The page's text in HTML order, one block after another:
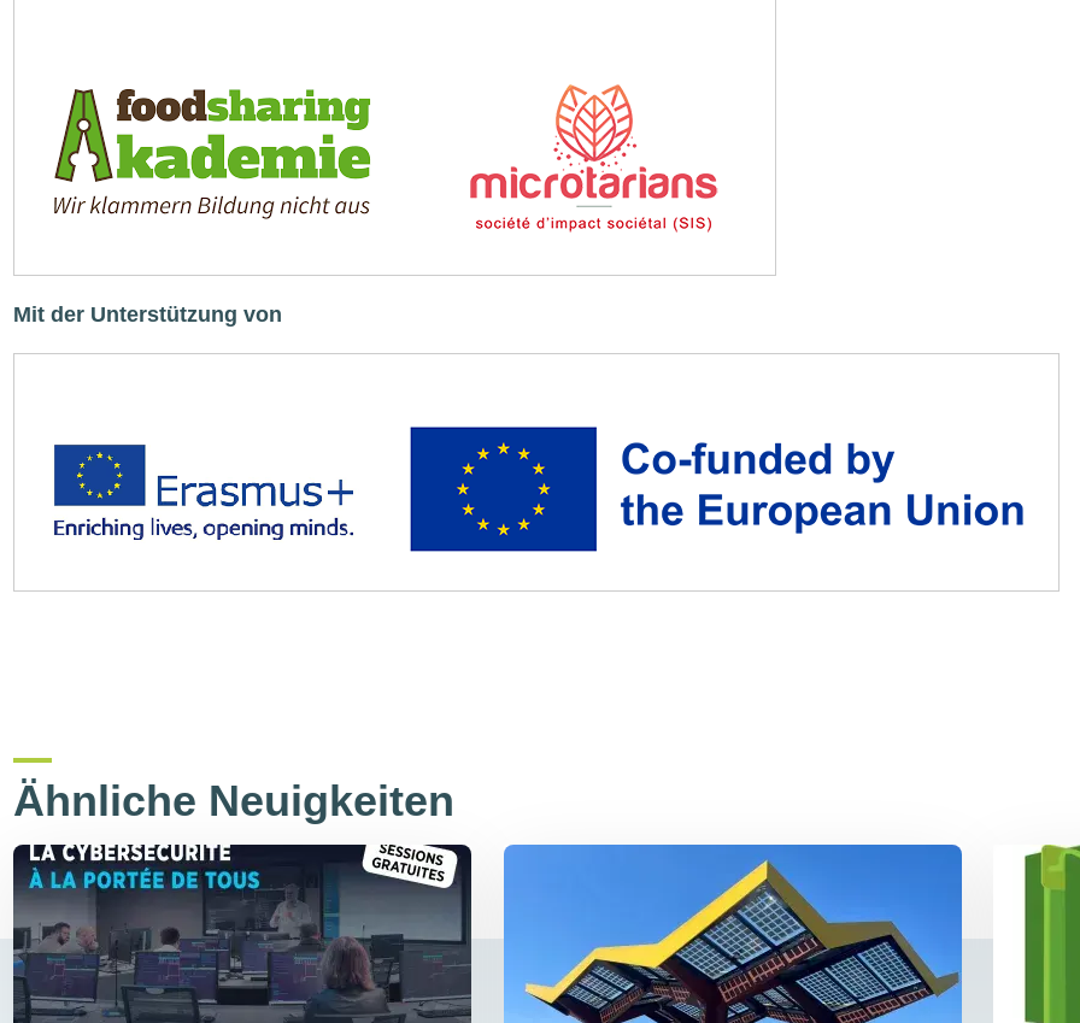
Mit der Unterstützung von
Bild
Ähnliche Neuigkeiten